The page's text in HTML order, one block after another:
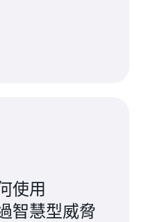
使用
智慧型威脅